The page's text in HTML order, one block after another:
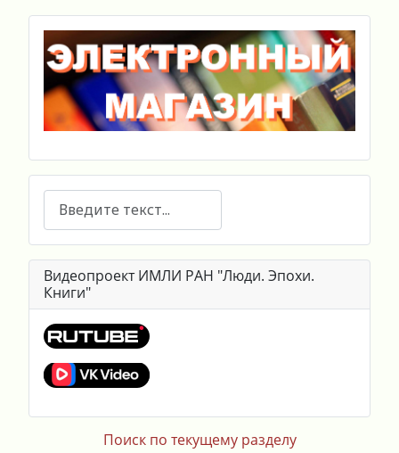
Поиск
Видеопроект ИМЛИ РАН "Люди. Эпохи.
Книги"
Поиск по текущему разделу